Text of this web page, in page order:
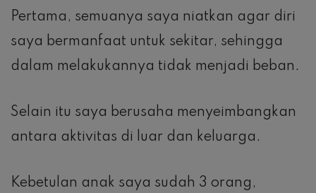
Pertama, semuanya saya niatkan agar diri
saya bermanfaat untuk sekitar, sehingga
dalam melakukannya tidak menjadi beban.
Selain itu saya berusaha menyeimbangkan
antara aktivitas di luar dan keluarga.
Kebetulan anak saya sudah 3 orang,